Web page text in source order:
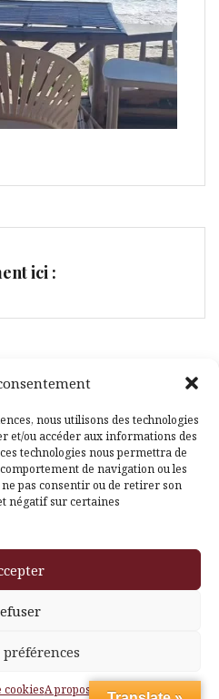
nous utilisons des technologies
et/ou accéder aux informations des
technologies nous permettra de
de navigation ou les
pas consentir ou de retirer son
négatif sur certaines
cookiesA propos
ici :